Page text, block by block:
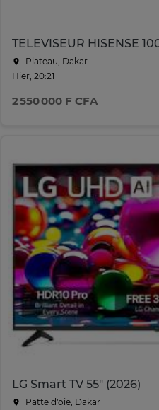
TELEVISEUR HISENSE
Plateau, Dakar
Hier, 20:21
2 550 000 F CFA
LG Smart TV 55" (2026)
Patte d‘oie, Dakar